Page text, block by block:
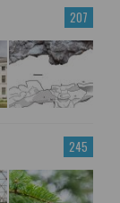
207
245